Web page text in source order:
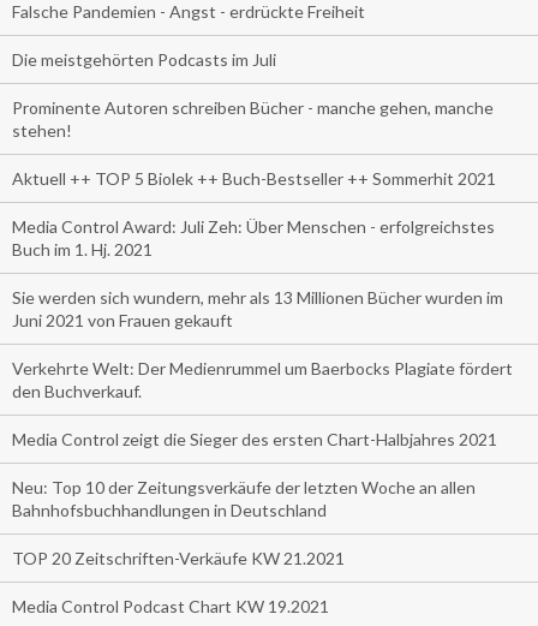
Falsche Pandemien - Angst - erdrückte Freiheit
Die meistgehörten Podcasts im Juli
Prominente Autoren schreiben Bücher - manche gehen, manche
stehen!
Aktuell ++ TOP 5 Biolek ++ Buch-Bestseller ++ Sommerhit 2021
Media Control Award: Juli Zeh: Über Menschen - erfolgreichstes
Buch im 1. Hj. 2021
Sie werden sich wundern, mehr als 13 Millionen Bücher wurden im
Juni 2021 von Frauen gekauft
Verkehrte Welt: Der Medienrummel um Baerbocks Plagiate fördert
den Buchverkauf.
Media Control zeigt die Sieger des ersten Chart-Halbjahres 2021
Neu: Top 10 der Zeitungsverkäufe der letzten Woche an allen
Bahnhofsbuchhandlungen in Deutschland
TOP 20 Zeitschriften-Verkäufe KW 21.2021
Media Control Podcast Chart KW 19.2021